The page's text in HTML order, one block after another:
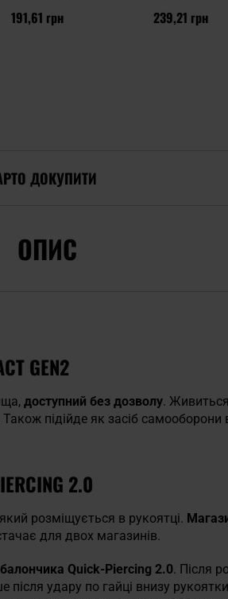
191,61 грн
239,21 грн
ДОКУПИТИ
ОПИС
GEN2
доступний без дозволу.
підійде як засіб самооборони
2.0
розміщується в рукоятці.
для двох магазинів.
Quick-Piercing 2.0. Після
після удару по гайці внизу